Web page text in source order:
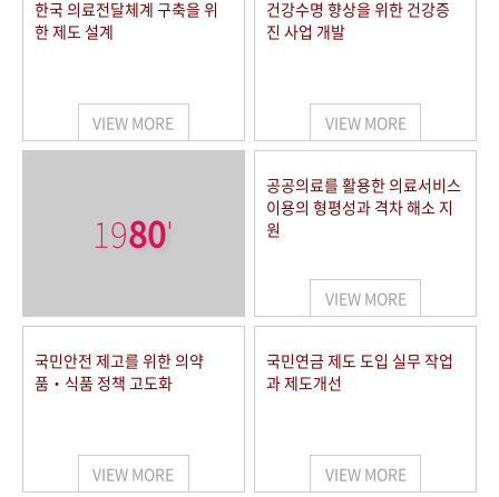
한국 의료전달체계 구축을 위
한 제도 설계
VIEW MORE
건강수명 향상을 위한 건강증
진 사업 개발
VIEW MORE
1980'
공공의료를 활용한 의료서비스
이용의 형평성과 격차 해소 지
원
VIEW MORE
국민안전 제고를 위한 의약
품‧식품 정책 고도화
VIEW MORE
국민연금 제도 도입 실무 작업
과 제도개선
VIEW MORE